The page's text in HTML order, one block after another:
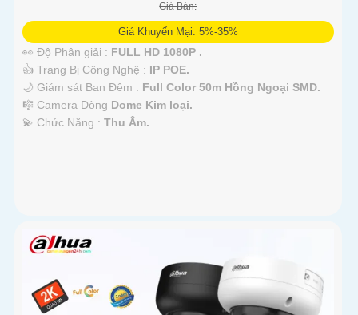
Giá Bán:
Giá Khuyến Mại: 5%-35%
👀 Độ Phân giải : FULL HD 1080P .
👍 Trang Bị Công Nghệ : IP POE.
🌙 Giám sát Ban Đêm : Full Color 50m Hồng Ngoại SMD.
🎼️ Camera Dòng Dome Kim loại.
️💫 Chức Năng : Thu Âm.